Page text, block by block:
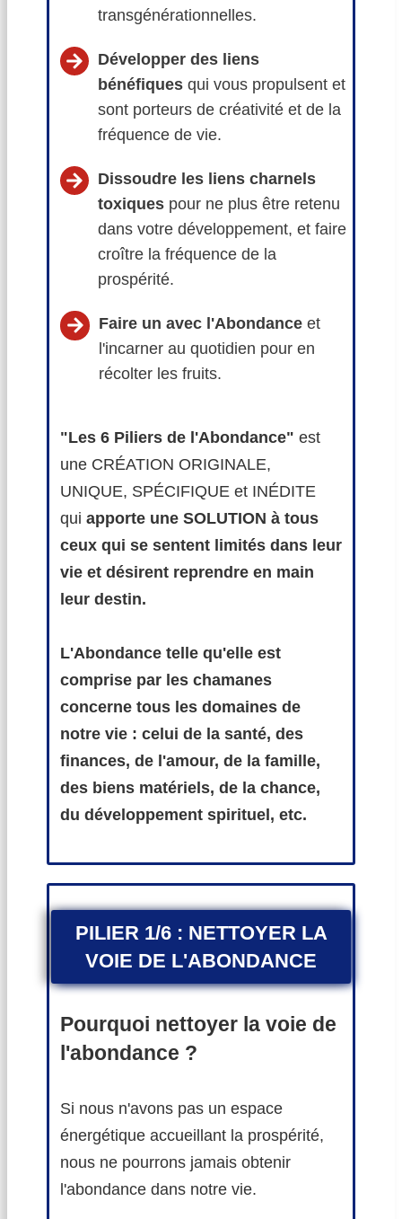
transgénérationnelles.
Développer des liens
bénéfiques qui vous propulsent et
sont porteurs de créativité et de la
fréquence de vie.
Dissoudre les liens charnels
toxiques pour ne plus être retenu
dans votre développement, et faire
croître la fréquence de la
prospérité.
Faire un avec l'Abondanceet
l'incarner au quotidien pour en
récolter les fruits.
"Les 6 Piliers de l'Abondance" est
une CRÉATION ORIGINALE,
UNIQUE, SPÉCIFIQUE et INÉDITE
qui apporte une SOLUTION à tous
ceux qui se sentent limités dans leur
vie et désirent reprendre en main
leur destin.
L'Abondance telle qu'elle est
comprise par les chamanes
concerne tous les domaines de
notre vie : celui de la santé, des
finances, de l'amour, de la famille,
des biens matériels, de la chance,
du développement spirituel, etc.
PILIER 1/6 : NETTOYER LA
VOIE DE L'ABONDANCE
Pourquoi nettoyer la voie de
l'abondance ?
Si nous n'avons pas un espace
énergétique accueillant la prospérité,
nous ne pourrons jamais obtenir
l'abondance dans notre vie.